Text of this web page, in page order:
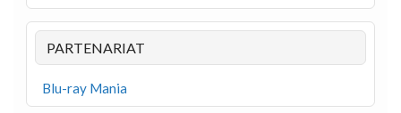
PARTENARIAT
Blu-ray Mania